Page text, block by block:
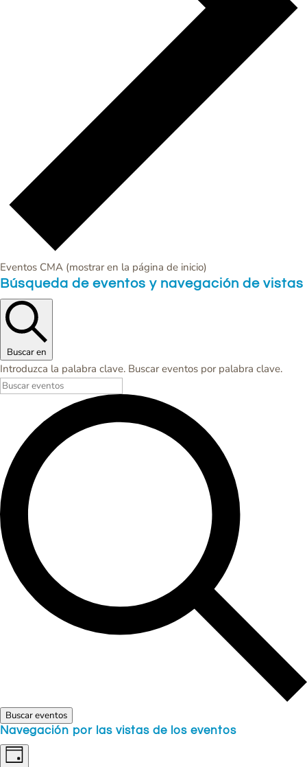
Eventos CMA (mostrar en la página de inicio)
Events
for
Lunes,
Mayo
1,
2023
Búsqueda de eventos y navegación de vistas
Buscar en
Introduzca la palabra clave. Buscar eventos por palabra clave.
Buscar eventos
Navegación por las vistas de los eventos